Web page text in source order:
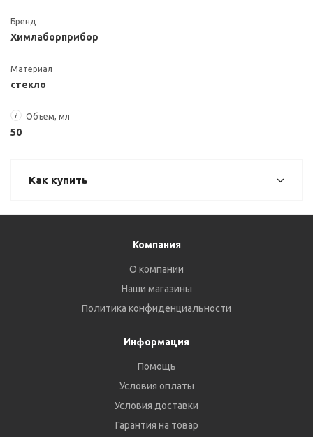
Бренд
Химлаборприбор
Материал
стекло
? Объем, мл
50
Как купить
Компания
О компании
Наши магазины
Политика конфиденциальности
Информация
Помощь
Условия оплаты
Условия доставки
Гарантия на товар